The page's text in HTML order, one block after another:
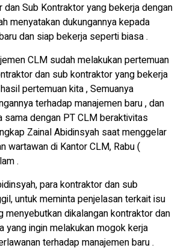
dan Sub Kontraktor yang bekerja dengan
menyatakan dukungannya kepada
dan siap bekerja seperti biasa .
CLM sudah melakukan pertemuan
dan sub kontraktor yang bekerja
pertemuan kita , Semuanya
terhadap manajemen baru , dan
sama dengan PT CLM beraktivitas
Zainal Abidinsyah saat menggelar
wartawan di Kantor CLM, Rabu (
.
para kontraktor dan sub
untuk meminta penjelasan terkait isu
menyebutkan dikalangan kontraktor dan
yang ingin melakukan mogok kerja
terhadap manajemen baru .